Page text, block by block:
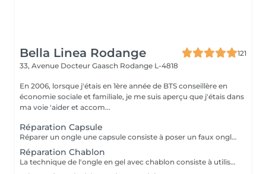
Bella Linea Rodange
121
33, Avenue Docteur Gaasch Rodange L-4818
En 2006, lorsque j'étais en 1ère année de BTS conseillère en
économie sociale et familiale, je me suis aperçu que j'étais dans
ma voie 'aider et accom...
Réparation Capsule
Réparer un ongle une capsule consiste à poser un faux ongle sur l'ongle cassé afin qu'il se renforce lors de la repousse. Réparer avec une capsule est à privilégier lorsque l'ongle est très endommagé.
Réparation Chablon
La technique de l'ongle en gel avec chablon consiste à utiliser un vernis en gel spécialement formulé qui est durci sous une lumière UV ou LED pour un durcissement maximal. Le chablon, un type de moule, est utilisé pour poser le Gel et créer une extension afin d'épouser la courbe naturelle du lit de l'ongle.